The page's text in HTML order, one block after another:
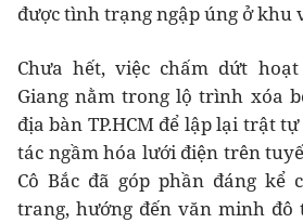
được tình trạng ngập úng ở khu
Chưa hết, việc chấm dứt
Giang nằm trong lộ trình xóa
địa bàn TP.HCM để lập lại trật
tác ngầm hóa lưới điện trên
Cô Bắc đã góp phần đáng kể
trang, hướng đến văn minh đô